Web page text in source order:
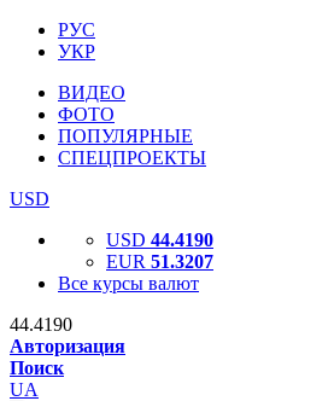
РУС
УКР
ВИДЕО
ФОТО
ПОПУЛЯРНЫЕ
СПЕЦПРОЕКТЫ
USD
USD 44.4190
EUR 51.3207
Все курсы валют
44.4190
Авторизация
Поиск
UA